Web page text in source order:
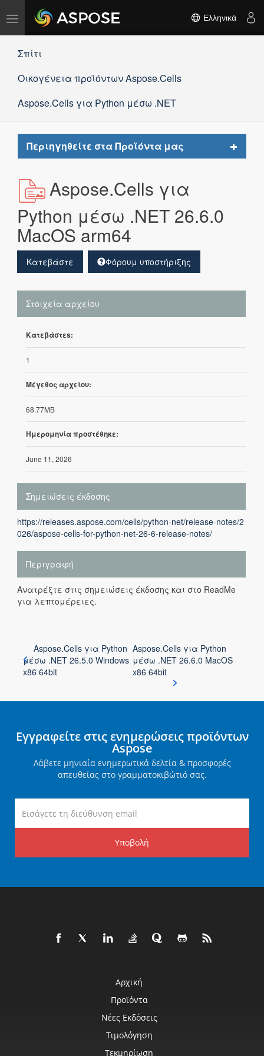
Εναλλαγή
πλοήγησης
Ελληνικά
Σπίτι
Οικογένεια προϊόντων Aspose.Cells
Aspose.Cells για Python μέσω .NET
Περιηγηθείτε στα Προϊόντα μας
Toggle
Aspose.Cells για
Python μέσω .NET 26.6.0
MacOS arm64
Κατεβάστε Φόρουμ υποστήριξης
Στοιχεία αρχείου
Κατεβάστεs:
1
Μέγεθος αρχείου:
68.77MB
Ημερομηνία προστέθηκε:
June 11, 2026
Σημειώσεις έκδοσης
https://releases.aspose.com/cells/python-net/release-notes/2
026/aspose-cells-for-python-net-26-6-release-notes/
Περιγραφή
Ανατρέξτε στις σημειώσεις έκδοσης και στο ReadMe
για λεπτομέρειες.
Aspose.Cells για Python
μέσω .NET 26.5.0 Windows
x86 64bit
Aspose.Cells για Python
μέσω .NET 26.6.0 MacOS
x86 64bit
Εγγραφείτε στις ενημερώσεις προϊόντων
Aspose
Λάβετε μηνιαία ενημερωτικά δελτία & προσφορές
απευθείας στο γραμματοκιβώτιό σας.
Υποβολή
Αρχική
Προϊόντα
Νέες Εκδόσεις
Τιμολόγηση
Τεκμηρίωση